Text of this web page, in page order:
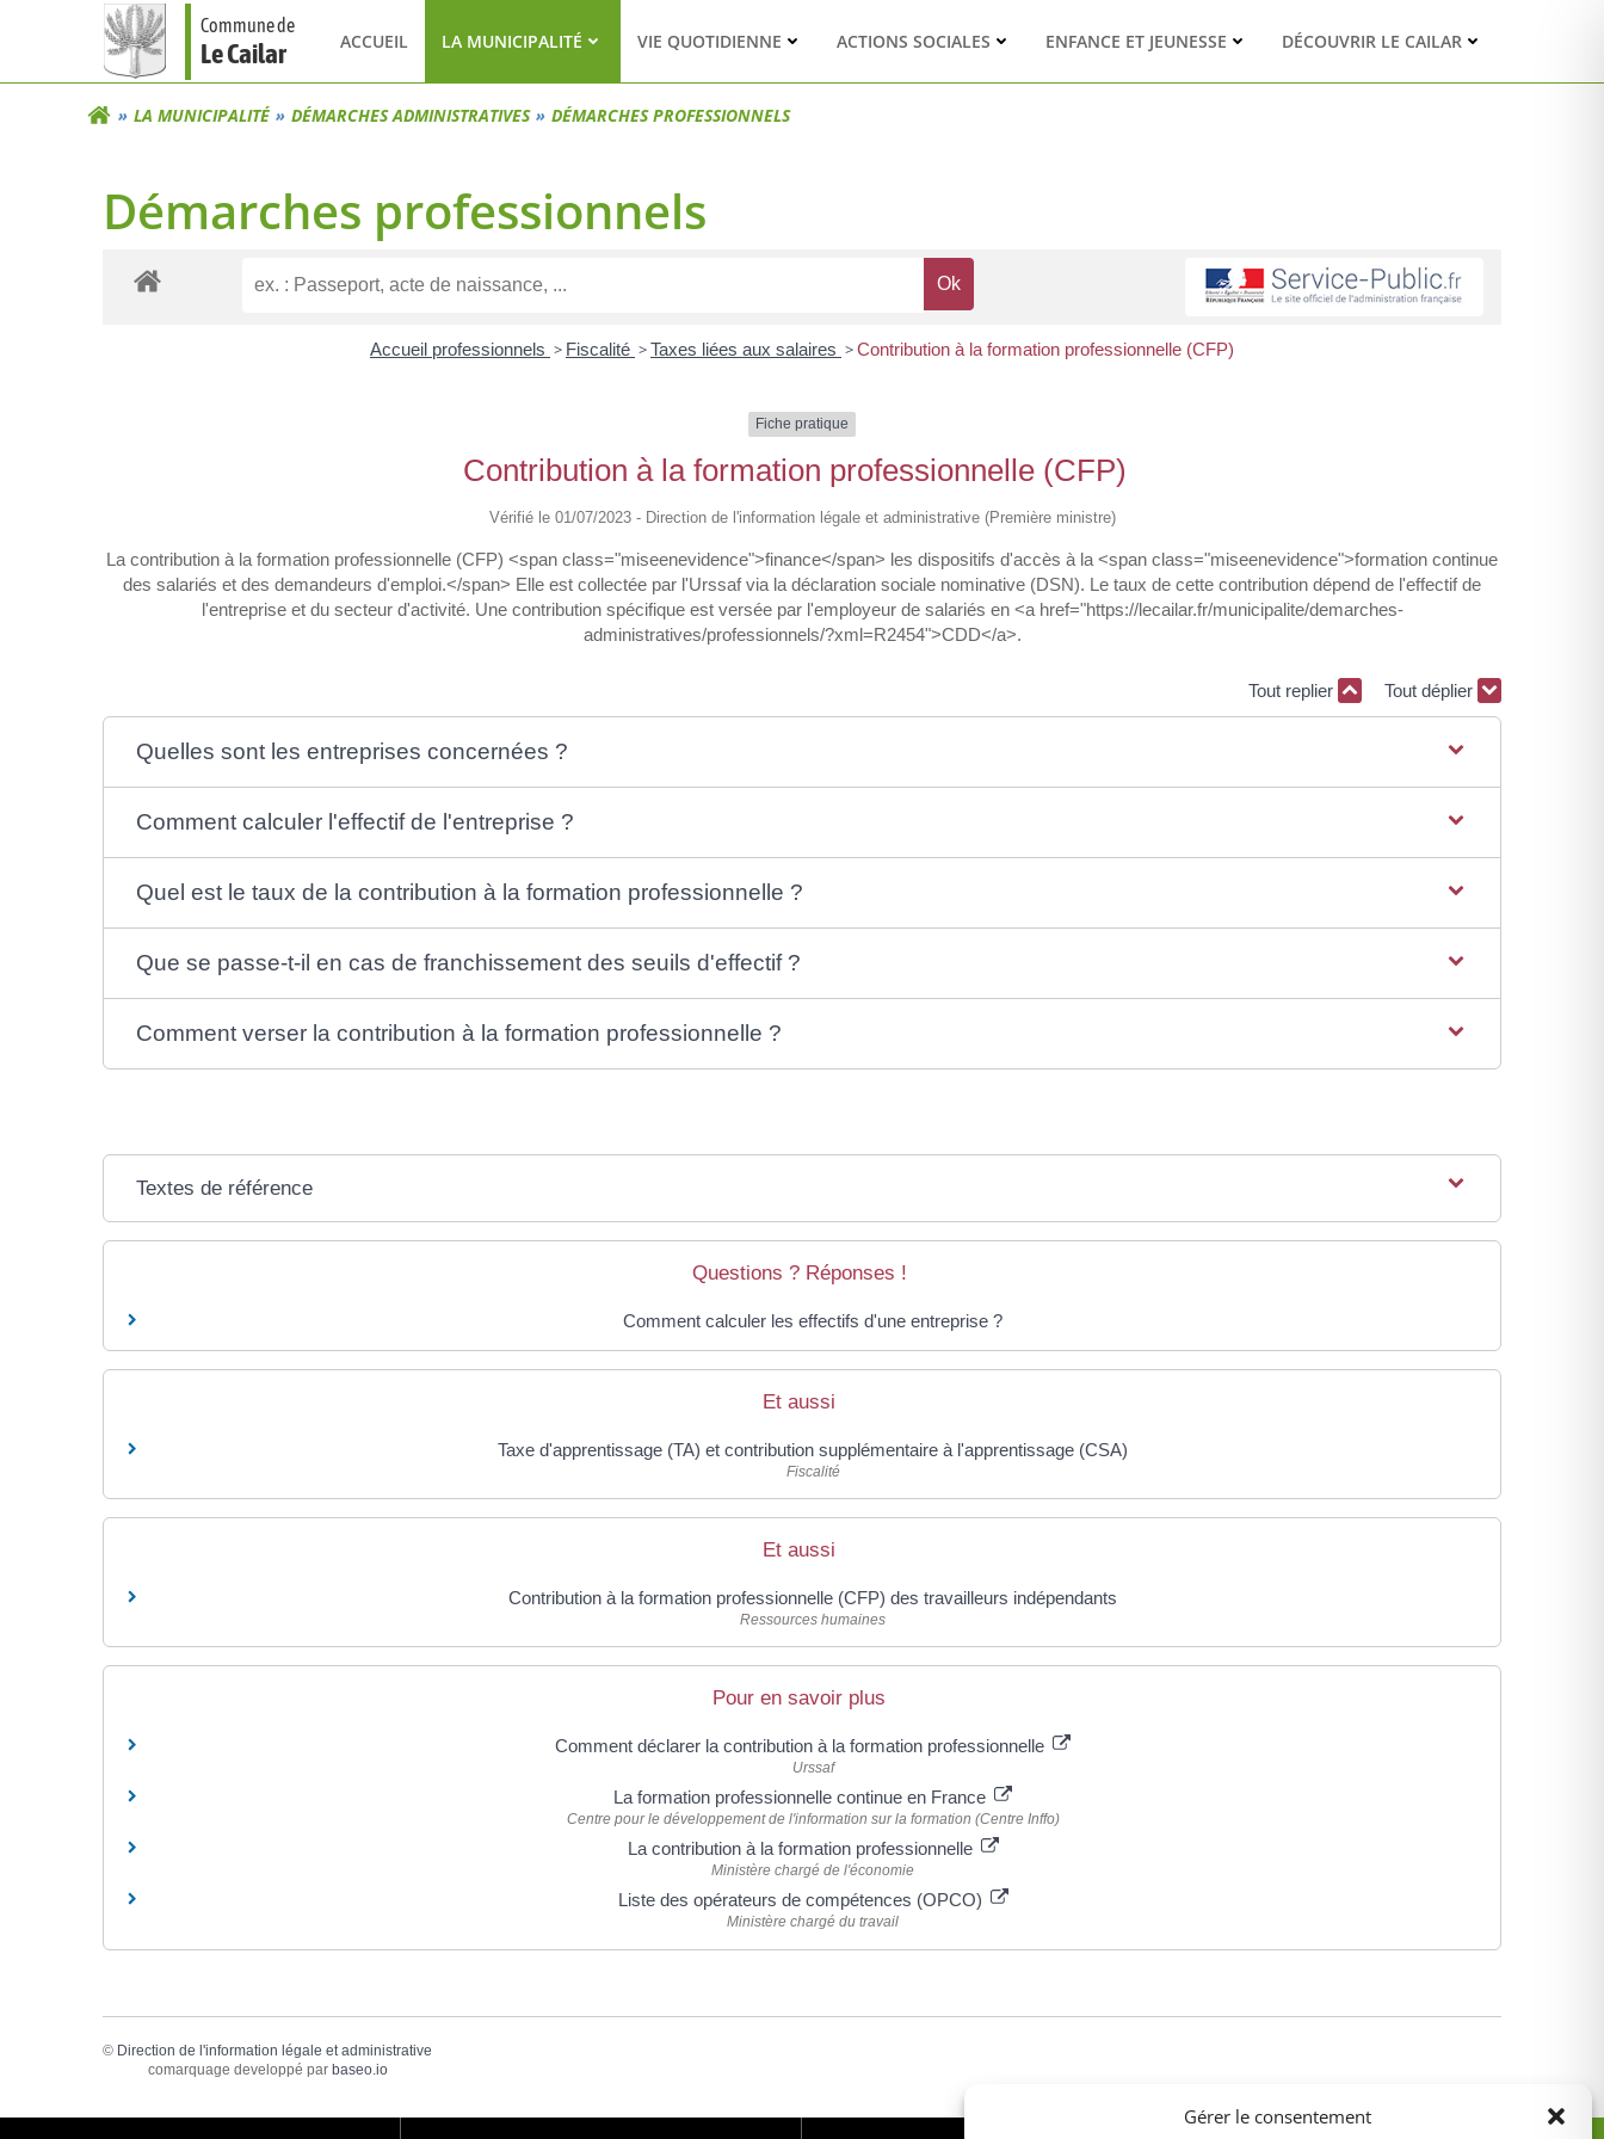
Gérer le consentement
Commune de
Le Cailar ACCUEIL LA MUNICIPALITÉ VIE QUOTIDIENNE ACTIONS SOCIALES ENFANCE ET JEUNESSE DÉCOUVRIR LE CAILAR
LA MUNICIPALITÉ DÉMARCHES ADMINISTRATIVES DÉMARCHES PROFESSIONNELS
Démarches professionnels
Accueil professionnels > Fiscalité >Taxes liées aux salaires >Contribution à la formation professionnelle (CFP)
Fiche pratique
Contribution à la formation professionnelle (CFP)
Vérifié le 01/07/2023 - Direction de l'information légale et administrative (Première ministre)
La contribution à la formation professionnelle (CFP) <span class="miseenevidence">finance</span> les dispositifs d'accès à la <span class="miseenevidence">formation continue
des salariés et des demandeurs d'emploi.</span> Elle est collectée par l'Urssaf via la déclaration sociale nominative (DSN). Le taux de cette contribution dépend de l'effectif de
l'entreprise et du secteur d'activité. Une contribution spécifique est versée par l'employeur de salariés en <a href="https://lecailar.fr/municipalite/demarches-
administratives/professionnels/?xml=R2454">CDD</a>.
Tout replier Tout déplier
Quelles sont les entreprises concernées ?
Comment calculer l'effectif de l'entreprise ?
Quel est le taux de la contribution à la formation professionnelle ?
Que se passe-t-il en cas de franchissement des seuils d'effectif ?
Comment verser la contribution à la formation professionnelle ?
Textes de référence
Questions ? Réponses !
Comment calculer les effectifs d'une entreprise ?
Et aussi
Taxe d'apprentissage (TA) et contribution supplémentaire à l'apprentissage (CSA)
Fiscalité
Et aussi
Contribution à la formation professionnelle (CFP) des travailleurs indépendants
Ressources humaines
Pour en savoir plus
Comment déclarer la contribution à la formation professionnelle
Urssaf
La formation professionnelle continue en France
Centre pour le développement de l'information sur la formation (Centre Inffo)
La contribution à la formation professionnelle
Ministère chargé de l'économie
Liste des opérateurs de compétences (OPCO)
Ministère chargé du travail
© Direction de l'information légale et administrative
comarquage developpé par baseo.io